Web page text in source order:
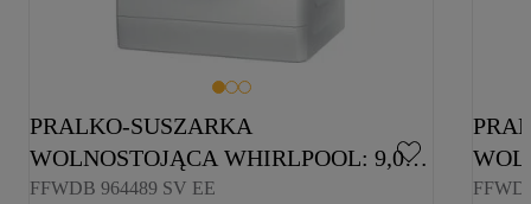
PRALKO-SUSZARKA
WOLNOSTOJĄCA WHIRLPOOL: 9,0
KG - FFWDB 964489 SV EE
FFWDB 964489 SV EE
KG -